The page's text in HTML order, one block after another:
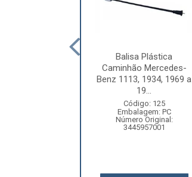
Balisa Plástica
Caminhão Mercedes-
Benz 1113, 1934, 1969 a
19...
Código: 125
Embalagem: PC
Número Original:
3445957001